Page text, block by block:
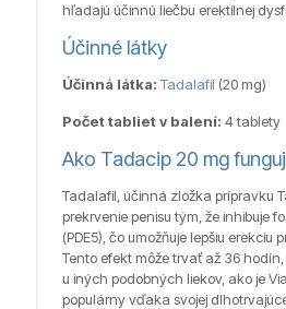
hľadajú účinnú liečbu erektilnej
Účinné látky
Účinná látka: Tadalafil (20 mg)
Počet tabliet v balení: 4 tablety
Ako Tadacip 20 mg
Tadalafil, účinná zložka prípravku
prekrvenie penisu tým, že inhibuje
(PDE5), čo umožňuje lepšiu erekciu
Tento efekt môže trvať až 36
u iných podobných liekov, ako je
populárny vďaka svojej